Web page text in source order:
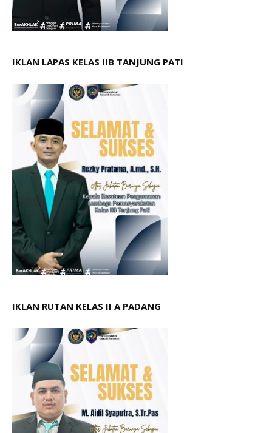
IKLAN LAPAS KELAS IIB TANJUNG PATI
IKLAN RUTAN KELAS II A PADANG